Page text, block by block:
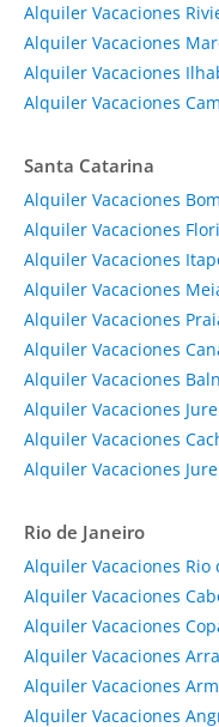
Alquiler Vacaciones
Alquiler Vacaciones
Alquiler Vacaciones
Alquiler Vacaciones
Santa Catarina
Alquiler Vacaciones
Alquiler Vacaciones
Alquiler Vacaciones
Alquiler Vacaciones
Alquiler Vacaciones
Alquiler Vacaciones
Alquiler Vacaciones
Alquiler Vacaciones
Alquiler Vacaciones
Alquiler Vacaciones
Rio de Janeiro
Alquiler Vacaciones Rio
Alquiler Vacaciones
Alquiler Vacaciones
Alquiler Vacaciones
Alquiler Vacaciones
Alquiler Vacaciones